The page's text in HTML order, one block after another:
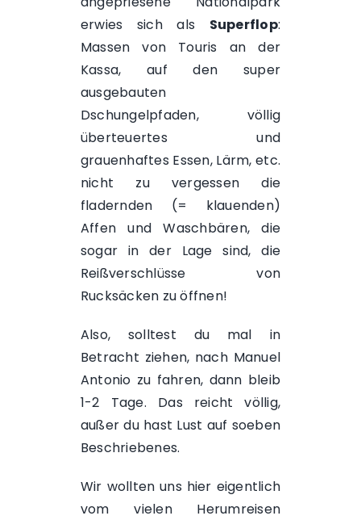
erwies sich als Superflop:
Massen von Touris an der
Kassa, auf den super
ausgebauten
Dschungelpfaden, völlig
überteuertes und
grauenhaftes Essen, Lärm, etc.
nicht zu vergessen die
fladernden (= klauenden)
Affen und Waschbären, die
sogar in der Lage sind, die
Reißverschlüsse von
Rucksäcken zu öffnen!
Also, solltest du mal in
Betracht ziehen, nach Manuel
Antonio zu fahren, dann bleib
1-2 Tage. Das reicht völlig,
außer du hast Lust auf soeben
Beschriebenes.
Wir wollten uns hier eigentlich
vom vielen Herumreisen